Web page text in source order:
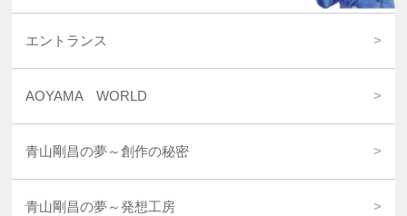
エントランス
AOYAMA WORLD
青山剛昌の夢～創作の秘密
青山剛昌の夢～発想工房